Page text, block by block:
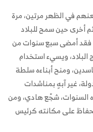
في الظهر مرتين، مرة
أخرى حين سمح للبلاد
فقد أمضى سبع سنوات من
البلاد، ويسيء استخدام
ومنح أبناءه سلطة
غير آبهٍ بمناشدات
السنوات، شجّع هادي، ومن
على مكانته كرئيس